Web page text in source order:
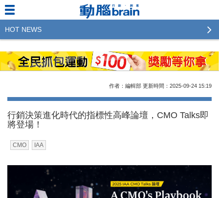
作者：編輯部 更新時間：2025-09-24 15:19
行銷決策進化時代的指標性高峰論壇，CMO Talks即
將登場！
CMO IAA
HOT NEWS
2023行銷傳播傑出貢獻獎 啟動徵件！期許參賽作品
更創新及具影響力
2022行銷傳播傑出貢獻獎得獎名單揭曉，近400位行
LINE 推出「AI 肖像」新功能 體驗專業棚拍的高質
感美照
牌足跡贏家
域動行銷公布人事異動